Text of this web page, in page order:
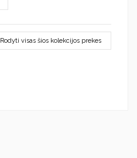
Rodyti visas šios kolekcijos prekes